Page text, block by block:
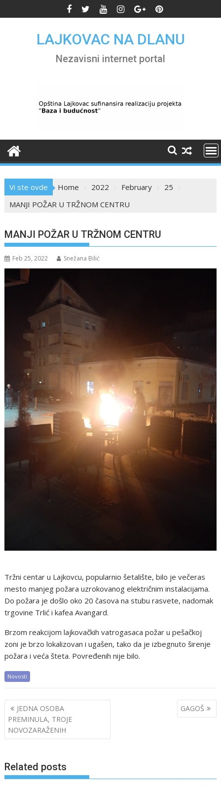
to
LAJKOVAC NA DLANU
Nezavisni internet portal
Vi ste ovde Home 2022 February
25
MANJI POŽAR U TRŽNOM CENTRU
MANJI POŽAR U TRŽNOM CENTRU
Feb 25, 2022 Snežana Bilić
Tržni centar u Lajkovcu, popularnio šetalište, bilo je večeras
mesto manjeg požara uzrokovanog električnim instalacijama.
Do požara je došlo oko 20 časova na stubu rasvete, nadomak
trgovine Trlić i kafea Avangard.
Brzom reakcijom lajkovačkih vatrogasaca požar u pešačkoj
zoni je brzo lokalizovan i ugašen, tako da je izbegnuto širenje
požara i veća šteta. Povređenih nije bilo.
Novosti
Post
navigation
JEDNA OSOBA
PREMINULA, TROJE
NOVOZARAŽENIH
GAGOŠ
Related posts